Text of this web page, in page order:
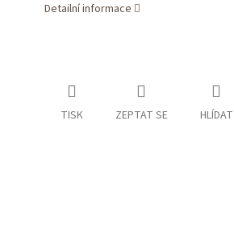
Detailní informace
TISK ZEPTAT SE HLÍDAT